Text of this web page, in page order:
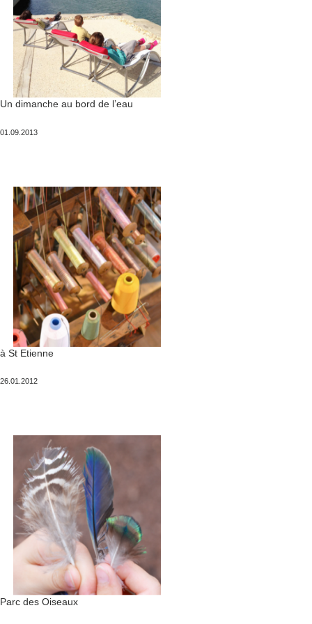
Un dimanche au bord de l’eau
Publié
01.09.2013
à St Etienne
Publié
26.01.2012
Parc des Oiseaux